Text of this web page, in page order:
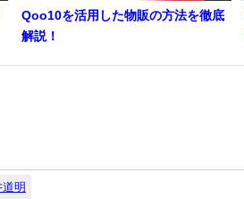
Qoo10を活用した物販の方法を徹底
解説！
明